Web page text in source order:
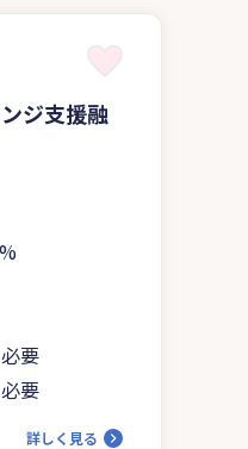
ジ支援融
要
要
詳しく見る